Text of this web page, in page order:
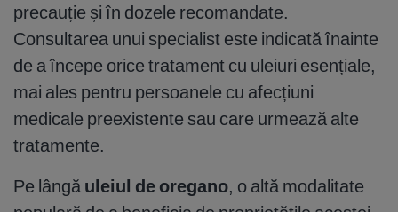
precauție și în dozele recomandate.
Consultarea unui specialist este indicată înainte
de a începe orice tratament cu uleiuri esențiale,
mai ales pentru persoanele cu afecțiuni
medicale preexistente sau care urmează alte
tratamente.
Pe lângă uleiul de oregano, o altă modalitate